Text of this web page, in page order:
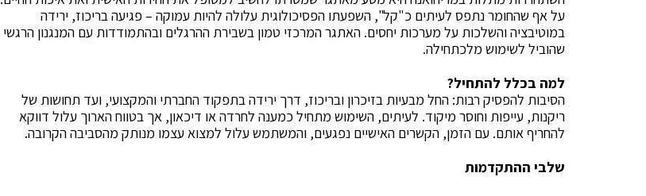
על אף שהחומר נתפס לעיתים כ"קל", השפעתו הפסיכולוגית עלולה להיות עמוקה – פגיעה בריכוז, ירידה
במוטיבציה והשלכות על מערכות יחסים. האתגר המרכזי טמון בשבירת ההרגלים ובהתמודדות עם המנגנון הרגשי
שהוביל לשימוש מלכתחילה.
למה בכלל להתחיל?
הסיבות להפסיק רבות: החל מבעיות בזיכרון ובריכוז, דרך ירידה בתפקוד החברתי והמקצועי, ועד תחושות של
ריקנות, עייפות וחוסר מיקוד. לעיתים, השימוש מתחיל כמענה לחרדה או דיכאון, אך בטווח הארוך עלול דווקא
להחריף אותם. עם הזמן, הקשרים האישיים נפגעים, והמשתמש עלול למצוא עצמו מנותק מהסביבה הקרובה.
שלבי ההתקדמות